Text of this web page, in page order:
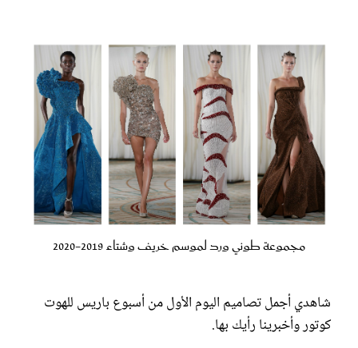
مجموعة طوني ورد لموسم خريف وشتاء 2019-2020
شاهدي أجمل تصاميم اليوم الأول من أسبوع باريس للهوت
كوتور وأخبرينا رأيك بها.